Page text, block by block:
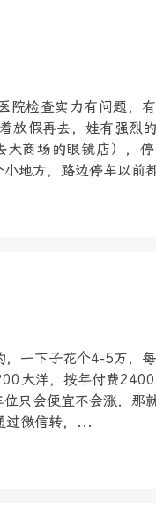
院检查实力有问题，
放假再去，娃有强烈
商场的眼镜店），
地方，路边停车以前
一下子花个4-5万，
大洋，按年付费
只会便宜不会涨，那
过微信转，...